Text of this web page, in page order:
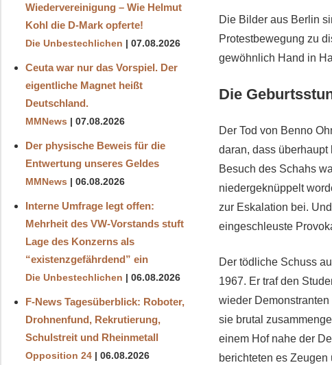
Die Bilder aus Berlin
Protestbewegung zu
gewöhnlich Hand in
Die
Der Tod von Benno
daran, dass
Besuch des Schahs
niedergeknüppelt
zur Eskalation bei.
eingeschleuste
Der tödliche Schuss
1967. Er traf den
wieder
sie brutal
einem Hof nahe der
berichteten es
Wiedervereinigung – Wie Helmut
Kohl die D‑Mark opferte!
Die Unbestechlichen 07.08.2026
Ceuta war nur das Vorspiel. Der
eigentliche Magnet heißt
Deutschland.
MMNews 07.08.2026
Der physische Beweis für die
Entwertung unseres Geldes
MMNews 06.08.2026
Interne Umfrage legt offen:
Mehrheit des VW-Vorstands stuft
Lage des Konzerns als
“existenzgefährdend” ein
Die Unbestechlichen 06.08.2026
F-News Tagesüberblick: Roboter,
Drohnenfund, Rekrutierung,
Schulstreit und Rheinmetall
Opposition 24 06.08.2026